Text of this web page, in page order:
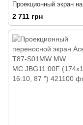
Проекционный экран на
треноге, 172х172 см
2 711 грн